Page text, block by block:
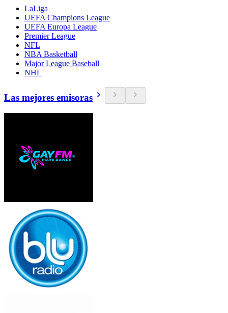
LaLiga
UEFA Champions League
UEFA Europa League
Premier League
NFL
NBA Basketball
Major League Baseball
NHL
Las mejores emisoras